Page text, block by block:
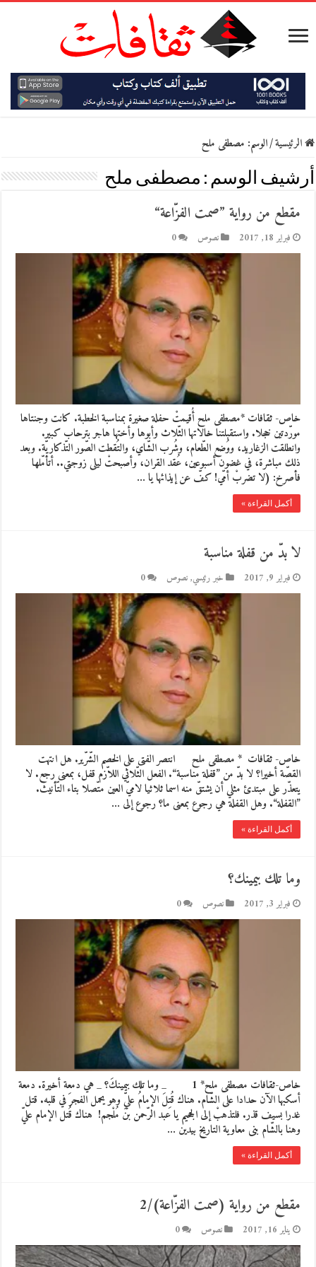
الرئيسية/الوسم: مصطفى ملح
أرشيف الوسم : مصطفى ملح
مقطع من رواية ”صمت الفزّاعة“
فبراير 18, 2017 نصوص 0
خاص- ثقافات *مصطفى ملح أُقيمتْ حفلة صغيرة بمناسبة الخطبة. كانت وجنتاها
مورّدتين خجلا. واستقبلتنا خالاتها الثّلاث وأبوها وأختها هاجر بترحاب كبير.
وانطلقت الزغاريد، ووُضع الطّعام، وشُرب الشّاي، والتُقطت الصّور التّذكاريّة. وبعد
ذلك مباشرة، في غضون أسبوعين، عُقد القران، وأصبحتْ ليلى زوجتي.. أتأمّلها
فأصرخ: (لا تضربْ أمّي! كفّ عن إيذائها يا …
أكمل القراءة »
لا بدّ من قفلة مناسبة
فبراير 9, 2017 خبر رئيسي,نصوص 0
خاص- ثقافات * مصطفى ملح انتصر الفتى على الخصم الشّرّير. هل انتهت
القصّة أخيرا؟ لا بدّ من ”قفلة مناسبة“. الفعل الثّلاثي اللاّزم قفل، بمعنى رجع. لا
يتعذّر على مبتدئ مثلي أن يشتقّ منه اسما ثلاثيا لاميّ العين متّصلا بتاء التّأنيث.
”القفلة“. وهل القفلة هي رجوع بمعنى ما؟ رجوع إلى …
أكمل القراءة »
وما تلك بيمينك؟
فبراير 3, 2017 نصوص 0
خاص-ثقافات مصطفى ملح* 1 _ وما تلك بيمينكَ؟ _ هي دمعة أخيرة. دمعة
أسكبها الآن حدادا على الشّام. هناك قُتِلَ الإمامُ عليّ وهو يحمل الفجرَ في قلبه. قتل
غدرا بسيف قذر. فلتذهبْ إلى الجحيم يا عبد الرّحمن بنَ مُلْجم! هناك قُتل الإمام عليّ
وهنا بالشّام بنى معاوية التاريخ بيدين …
أكمل القراءة »
مقطع من رواية (صمت الفزّاعة)/2
يناير 16, 2017 نصوص 0